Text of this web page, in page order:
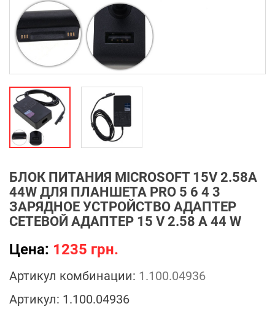
БЛОК ПИТАНИЯ MICROSOFT 15V 2.58A
44W ДЛЯ ПЛАНШЕТА PRO 5 6 4 3
ЗАРЯДНОЕ УСТРОЙСТВО АДАПТЕР
СЕТЕВОЙ АДАПТЕР 15 V 2.58 A 44 W
Цена: 1235 грн.
Артикул комбинации: 1.100.04936
Артикул: 1.100.04936